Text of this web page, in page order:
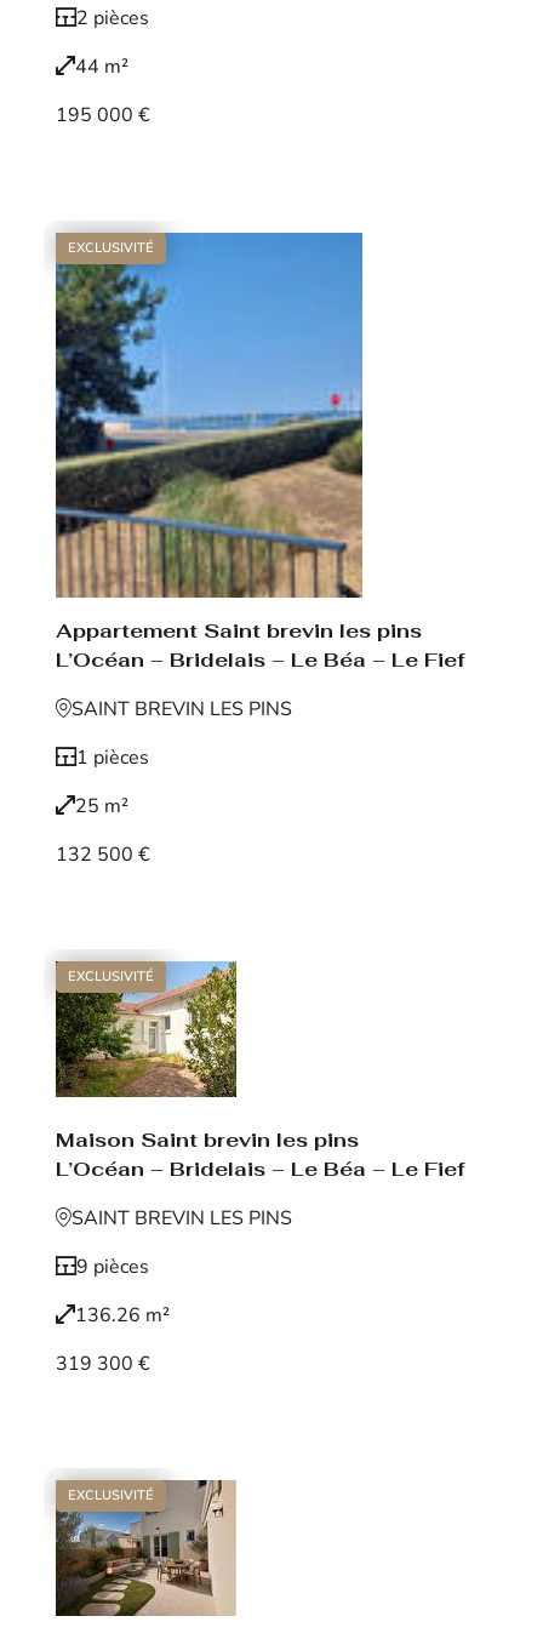
2 pièces
44 m²
195 000 €
EXCLUSIVITÉ
Appartement Saint brevin les pins
L’Océan – Bridelais – Le Béa – Le Fief
SAINT BREVIN LES PINS
1 pièces
25 m²
132 500 €
EXCLUSIVITÉ
Maison Saint brevin les pins
L’Océan – Bridelais – Le Béa – Le Fief
SAINT BREVIN LES PINS
9 pièces
136.26 m²
319 300 €
EXCLUSIVITÉ